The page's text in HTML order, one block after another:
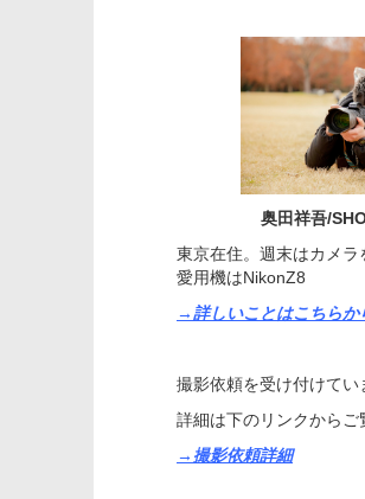
奥田祥吾/
東京在住。週末はカメラ
愛用機はNikonZ8
→詳しいことはこちらか
撮影依頼を受け付けてい
詳細は下のリンクからご
→撮影依頼詳細